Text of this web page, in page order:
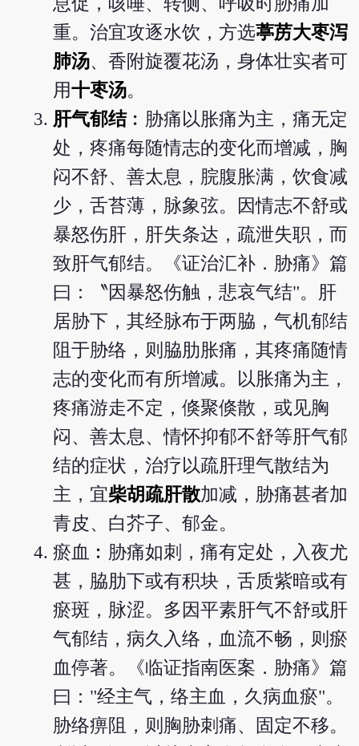
重。治宜攻逐水饮，方选葶苈大枣泻
肺汤、香附旋覆花汤，身体壮实者可
用十枣汤。
肝气郁结︰胁痛以胀痛为主，痛无定
处，疼痛每随情志的变化而增减，胸
闷不舒、善太息，脘腹胀满，饮食减
少，舌苔薄，脉象弦。因情志不舒或
暴怒伤肝，肝失条达，疏泄失职，而
致肝气郁结。《证治汇补．胁痛》篇
曰：〝因暴怒伤触，悲哀气结"。肝
居胁下，其经脉布于两脇，气机郁结
阻于胁络，则脇肋胀痛，其疼痛随情
志的变化而有所增减。以胀痛为主，
疼痛游走不定，倏聚倏散，或见胸
闷、善太息、情怀抑郁不舒等肝气郁
结的症状，治疗以疏肝理气散结为
主，宜柴胡疏肝散加减，胁痛甚者加
青皮、白芥子、郁金。
瘀血︰胁痛如刺，痛有定处，入夜尤
甚，脇肋下或有积块，舌质紫暗或有
瘀斑，脉涩。多因平素肝气不舒或肝
气郁结，病久入络，血流不畅，则瘀
血停著。《临证指南医案．胁痛》篇
曰："经主气，络主血，久病血瘀"。
胁络痹阻，则胸胁刺痛、固定不移。